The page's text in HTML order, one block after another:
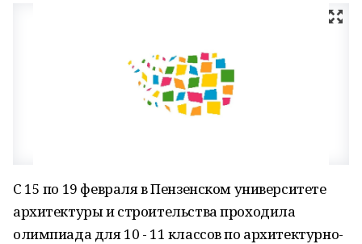
С 15 по 19 февраля в Пензенском университете
архитектуры и строительства проходила
олимпиада для 10 - 11 классов по архитектурно-